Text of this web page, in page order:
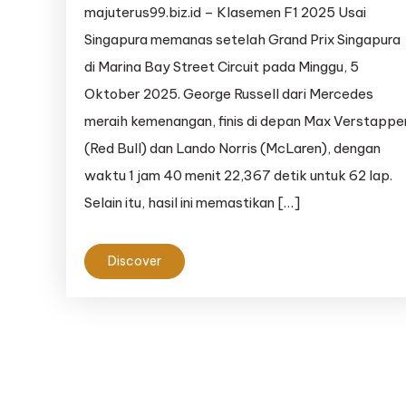
majuterus99.biz.id – Klasemen F1 2025 Usai
Singapura memanas setelah Grand Prix Singapura
di Marina Bay Street Circuit pada Minggu, 5
Oktober 2025. George Russell dari Mercedes
meraih kemenangan, finis di depan Max
(Red Bull) dan Lando Norris (McLaren), dengan
waktu 1 jam 40 menit 22,367 detik untuk 62 lap.
Selain itu, hasil ini memastikan […]
Discover